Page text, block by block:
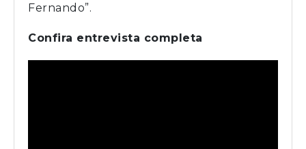
Fernando”.
Confira entrevista completa